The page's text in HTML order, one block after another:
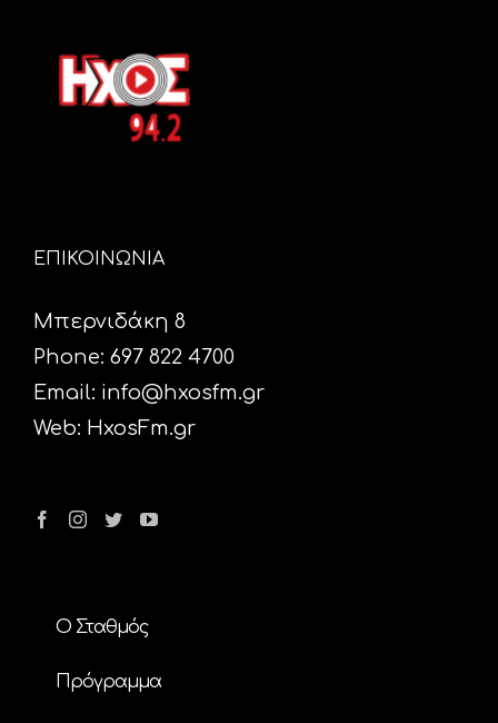
ΕΠΙΚΟΙΝΩΝΙΑ
Μπερνιδάκη 8
Phone: 697 822 4700
Email: info@hxosfm.gr
Web: HxosFm.gr
Ο Σταθμός
Πρόγραμμα